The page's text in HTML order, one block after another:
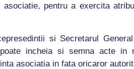
pentru a exercita
si Secretarul
incheia si semna acte in
asociatia in fata oricaror